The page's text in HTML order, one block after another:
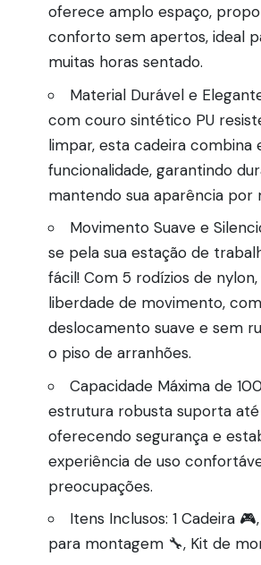
oferece amplo espaço,
conforto sem apertos, ideal
muitas horas sentado.
Material Durável e
com couro sintético PU
limpar, esta cadeira combina
funcionalidade, garantindo
mantendo sua aparência por
Movimento Suave e
se pela sua estação de
fácil! Com 5 rodízios de
liberdade de movimento,
deslocamento suave e sem
o piso de arranhões.
Capacidade Máxima de
estrutura robusta suporta até
oferecendo segurança e
experiência de uso
preocupações.
Itens Inclusos: 1 Cadeira
para montagem 🔧, Kit de